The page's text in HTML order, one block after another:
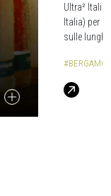
Ultra² Italia
Italia) per
sulle
#BERGAMO